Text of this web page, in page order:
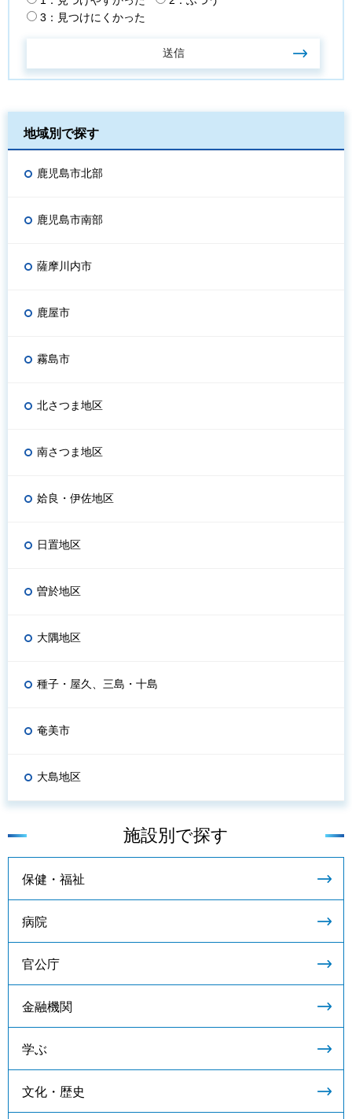
3：見つけにくかった
地域別で探す
鹿児島市北部
鹿児島市南部
薩摩川内市
鹿屋市
霧島市
北さつま地区
南さつま地区
姶良・伊佐地区
日置地区
曽於地区
大隅地区
種子・屋久、三島・十島
奄美市
大島地区
施設別で探す
保健・福祉
病院
官公庁
金融機関
学ぶ
文化・歴史